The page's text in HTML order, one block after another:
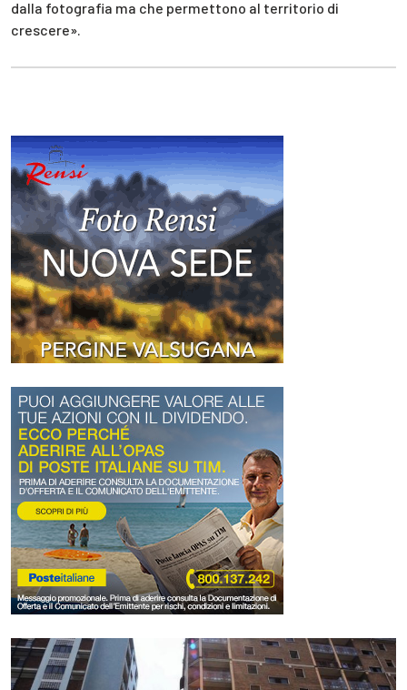
dalla fotografia ma che permettono al territorio di
crescere».